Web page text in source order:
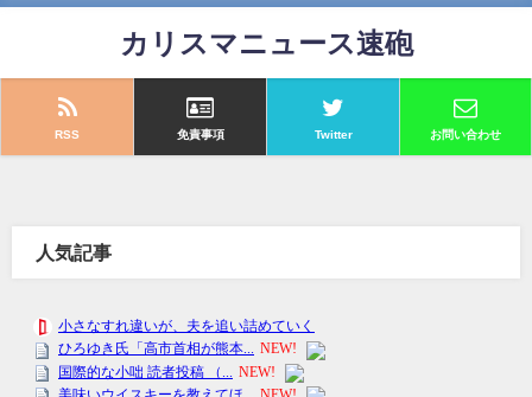
カリスマニュース速砲
RSS 免責事項 Twitter お問い合わせ
人気記事